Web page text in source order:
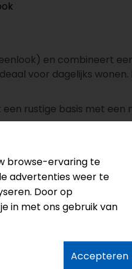
en combineert
voor dagelijks
rustige basis met een
gratis mee. Houd voor
browse-ervaring te
advertenties weer te
Door op
in met ons gebruik van
Accepteren